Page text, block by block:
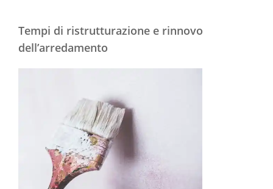
Tempi di ristrutturazione e rinnovo
dell’arredamento